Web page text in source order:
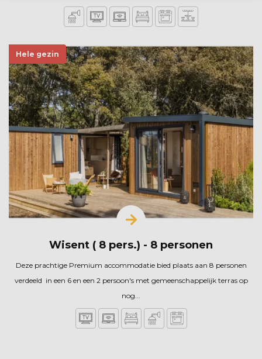
Hele gezin
Wisent ( 8 pers.) - 8 personen
Deze prachtige Premium accommodatie bied plaats aan 8 personen
verdeeld in een 6 en een 2 persoon's met gemeenschappelijk terras op
nog...